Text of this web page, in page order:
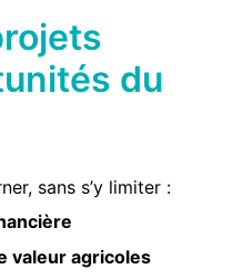
du
sans s’y limiter :
valeur agricoles